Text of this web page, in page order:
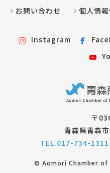
お問い合わせ
個人情
Instagram
〒
青森県青森
TEL.017-734-1311
© Aomori Chamber of